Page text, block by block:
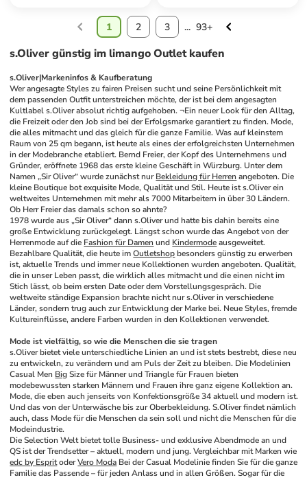
1 2 3 ... 93+
s.Oliver günstig im limango Outlet kaufen
s.Oliver|Markeninfos & Kaufberatung
Wer angesagte Styles zu fairen Preisen sucht und seine Persönlichkeit mit
dem passenden Outfit unterstreichen möchte, der ist bei dem angesagten
Kultlabel s.Oliver absolut richtig aufgehoben. ¬Ein neuer Look für den Alltag,
die Freizeit oder den Job sind bei der Erfolgsmarke garantiert zu finden. Mode,
die alles mitmacht und das gleich für die ganze Familie. Was auf kleinstem
Raum von 25 qm begann, ist heute als eines der erfolgreichsten Unternehmen
in der Modebranche etabliert. Bernd Freier, der Kopf des Unternehmens und
Gründer, eröffnete 1968 das erste kleine Geschäft in Würzburg. Unter dem
Namen „Sir Oliver“ wurde zunächst nur Bekleidung für Herren angeboten. Die
kleine Boutique bot exquisite Mode, Qualität und Stil. Heute ist s.Oliver ein
weltweites Unternehmen mit mehr als 7000 Mitarbeitern in über 30 Ländern.
Ob Herr Freier das damals schon so ahnte?
1978 wurde aus „Sir Oliver“ dann s.Oliver und hatte bis dahin bereits eine
große Entwicklung zurückgelegt. Längst schon wurde das Angebot von der
Herrenmode auf die Fashion für Damen und Kindermode ausgeweitet.
Bezahlbare Qualität, die heute im Outletshop besonders günstig zu erwerben
ist, aktuelle Trends und immer neue Kollektionen wurden angeboten. Qualität,
die in unser Leben passt, die wirklich alles mitmacht und die einen nicht im
Stich lässt, ob beim ersten Date oder dem Vorstellungsgespräch. Die
weltweite ständige Expansion brachte nicht nur s.Oliver in verschiedene
Länder, sondern trug auch zur Entwicklung der Marke bei. Neue Styles, fremde
Kultureinflüsse, andere Farben wurden in den Kollektionen verwendet.
Mode ist vielfältig, so wie die Menschen die sie tragen
s.Oliver bietet viele unterschiedliche Linien an und ist stets bestrebt, diese neu
zu entwickeln, zu verändern und am Puls der Zeit zu bleiben. Die Modelinien
Casual Men Big Size für Männer und Triangle für Frauen bieten
modebewussten starken Männern und Frauen ihre ganz eigene Kollektion an.
Mode, die eben auch jenseits von Konfektionsgröße 34 aktuell und modern ist.
Und das von der Unterwäsche bis zur Oberbekleidung. S.Oliver findet nämlich
auch, dass Mode für die Menschen da sein soll und nicht die Menschen für die
Modeindustrie.
Die Selection Welt bietet tolle Business- und exklusive Abendmode an und
edc by Esprit oder Vero Moda Bei der Casual Modelinie finden Sie für die ganze
Familie das Passende – für jeden Anlass und in allen Größen. Sogar für die